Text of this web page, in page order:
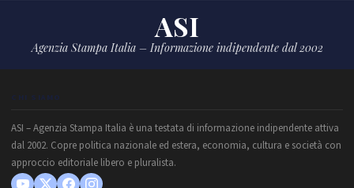
ASI
Agenzia Stampa Italia – Informazione indipendente dal 2002
CHI SIAMO
ASI – Agenzia Stampa Italia è una testata di informazione indipendente attiva
dal 2002. Copre politica nazionale ed estera, economia, cultura e società con
approccio editoriale libero e pluralista.